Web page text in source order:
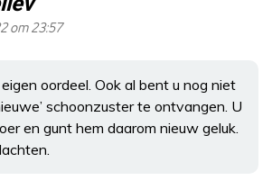
om 23:57
oordeel. Ook al bent u nog niet
schoonzuster te ontvangen. U
en gunt hem daarom nieuw geluk.